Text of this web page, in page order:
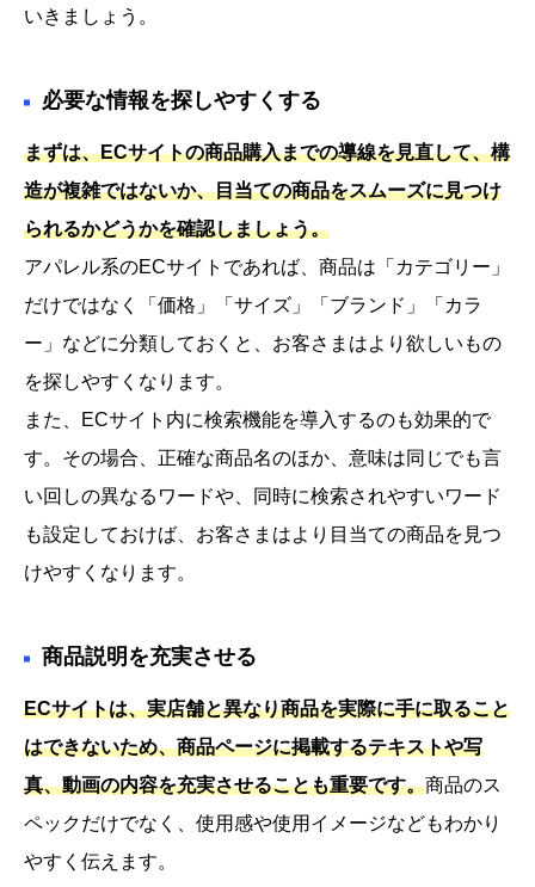
いきましょう。
必要な情報を探しやすくする
まずは、ECサイトの商品購入までの導線を見直して、構
造が複雑ではないか、目当ての商品をスムーズに見つけ
られるかどうかを確認しましょう。
アパレル系のECサイトであれば、商品は「カテゴリー」
だけではなく「価格」「サイズ」「ブランド」「カラ
ー」などに分類しておくと、お客さまはより欲しいもの
を探しやすくなります。
また、ECサイト内に検索機能を導入するのも効果的で
す。その場合、正確な商品名のほか、意味は同じでも言
い回しの異なるワードや、同時に検索されやすいワード
も設定しておけば、お客さまはより目当ての商品を見つ
けやすくなります。
商品説明を充実させる
ECサイトは、実店舗と異なり商品を実際に手に取ること
はできないため、商品ページに掲載するテキストや写
真、動画の内容を充実させることも重要です。商品のス
ペックだけでなく、使用感や使用イメージなどもわかり
やすく伝えます。